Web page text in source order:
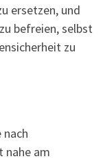
ersetzen, und
befreien, selbst
zu
nahe am